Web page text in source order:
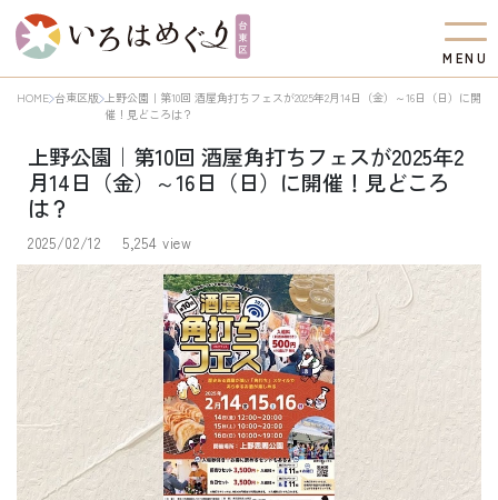
M EN U
HOME 台東区版 上野公園｜第10回 酒屋角打ちフェスが2025年2月14日（金）～16日（日）に開
催！見どころは？
上野公園｜第10回 酒屋角打ちフェスが2025年2
月14日（金）～16日（日）に開催！見どころ
は？
2025/02/12 5,254 view